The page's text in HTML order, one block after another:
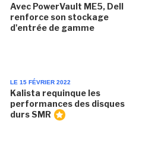
Avec PowerVault ME5, Dell
renforce son stockage
d'entrée de gamme
LE 15 FÉVRIER 2022
Kalista requinque les
performances des disques
durs SMR